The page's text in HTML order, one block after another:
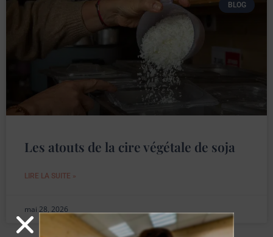
BLOG
Les atouts de la cire végétale de soja
LIRE LA SUITE »
mai 28, 2026